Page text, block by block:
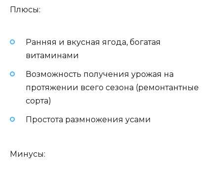
Плюсы:
Ранняя и вкусная ягода, богатая
витаминами
Возможность получения урожая на
протяжении всего сезона (ремонтантные
сорта)
Простота размножения усами
Минусы: